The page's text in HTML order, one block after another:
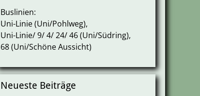
Buslinien:
Uni-Linie (Uni/Pohlweg),
Uni-Linie/ 9/ 4/ 24/ 46 (Uni/Südring),
68 (Uni/Schöne Aussicht)
Neueste Beiträge